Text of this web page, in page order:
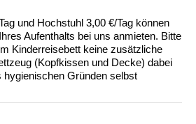
und Hochstuhl 3,00 €/Tag können
Aufenthalts bei uns anmieten. Bitte
Kinderreisebett keine zusätzliche
(Kopfkissen und Decke) dabei
Gründen selbst